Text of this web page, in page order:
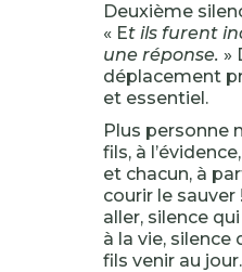
Deuxième
« Et ils furent
une réponse. »
déplacement
et essentiel.
Plus personne
fils, à
et chacun, à
courir le sauver
aller, silence
à la vie, silence
fils venir au